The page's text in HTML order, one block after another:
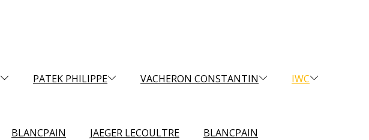
PATEK PHILIPPE VACHERON CONSTANTIN IWC
BLANCPAIN JAEGER LECOULTRE BLANCPAIN